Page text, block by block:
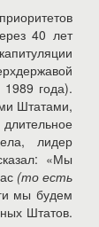
40 лет
года).
Штатами,
лидер
«Мы
(то есть
мы будем
Штатов.